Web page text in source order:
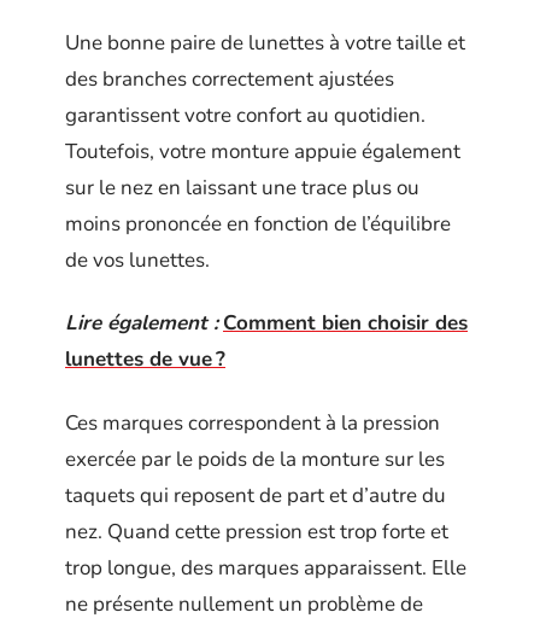
Une bonne paire de lunettes à votre taille et
des branches correctement ajustées
garantissent votre confort au quotidien.
Toutefois, votre monture appuie également
sur le nez en laissant une trace plus ou
moins prononcée en fonction de l’équilibre
de vos lunettes.
Lire également : Comment bien choisir des
lunettes de vue ?
Ces marques correspondent à la pression
exercée par le poids de la monture sur les
taquets qui reposent de part et d’autre du
nez. Quand cette pression est trop forte et
trop longue, des marques apparaissent. Elle
ne présente nullement un problème de